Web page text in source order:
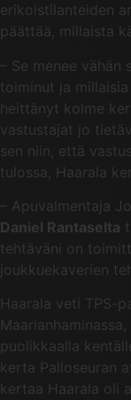
erikoistilanteiden
päättää, millaista
– Se menee
toiminut ja
heittänyt kolme
vastustajat jo
sen niin, että
tulossa, Haarala
– Apuvalmentaja
Daniel Rantaselta
tehtäväni on
joukkuekaverien
Haarala veti TPS-
puolikkaalla
kerta Palloseuran
kertaa Haarala oli